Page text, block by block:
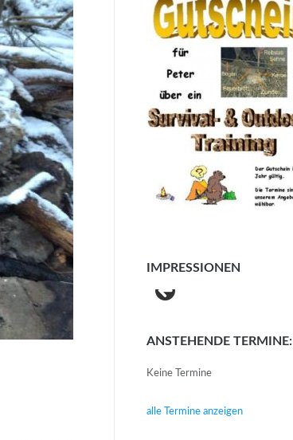
IMPRESSIONEN
ANSTEHENDE TERMINE:
Keine Termine
alle Termine anzeigen